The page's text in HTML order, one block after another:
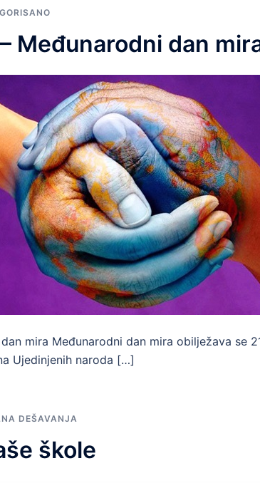
Međunarodni dan
mira Međunarodni dan mira obilježava se
Ujedinjenih naroda […]
DEŠAVANJA
škole